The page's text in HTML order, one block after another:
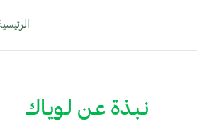
نـبـذة عـن لـويـاك